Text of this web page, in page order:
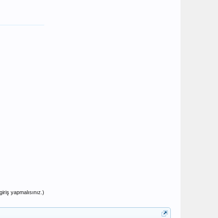
yapmalısınız.)